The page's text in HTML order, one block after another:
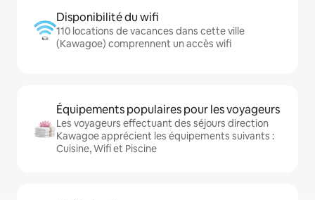
Disponibilité du wifi
110 locations de vacances dans cette ville
(Kawagoe) comprennent un accès wifi
Équipements populaires pour les voyageurs
Les voyageurs effectuant des séjours direction
Kawagoe apprécient les équipements suivants :
Cuisine, Wifi et Piscine